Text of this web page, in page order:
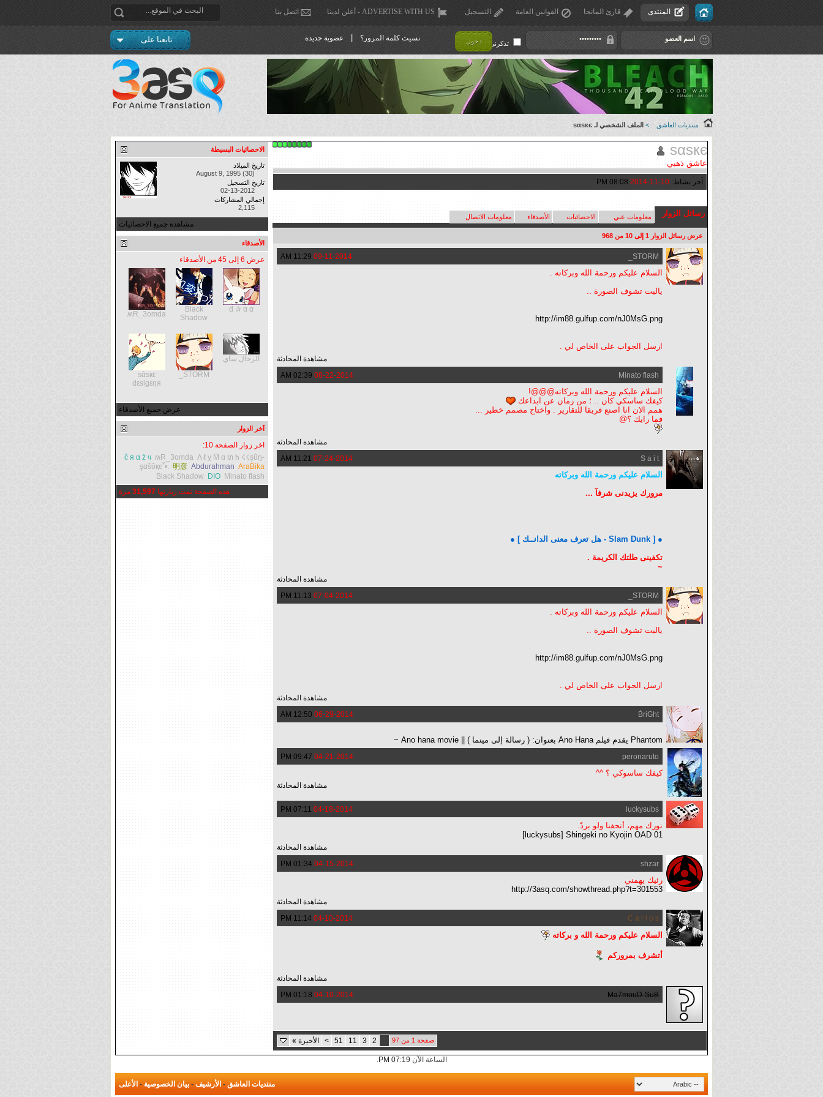
المنتدى قارئ المانجا القوانين العامة التسجيل ADVERTISE WITH US - أعلن لدينا اتصل بنا
تذكرني ! دخول نسيت كلمة المرور؟ عضوية جديدة تابعنا على
منتديات العاشق > الملف الشخصي لـ ѕαѕкє
ѕαѕкє
عاشق ذهبي
آخر نشاط: 08:08 PM
رسائل الزوار معلومات عني الاحصائيات الأصدقاء معلومات الاتصال
عرض رسائل الزوار 1 إلى 10 من 968
09-11-2014
11:29 AM STORM_
السلام عليكم ورحمة الله وبركاته .
ياليت تشوف الصورة ..
http://im88.gulfup.com/nJ0MsG.png
ارسل الجواب على الخاص لي .
مشاهدة المحادثة
08-22-2014
02:39 AM Minato flash
السلام عليكم ورحمة الله وبركاته@@@!
كيفك ساسكي كان .. ؛ من زمان عن ابداعك
همم الان انا اصنع فريقا للتقارير . واختاج مصمم خطير ...
فما رايك ؟@
مشاهدة المحادثة
07-24-2014
11:21 AM S a i t
السلام عليكم ورحمة الله وبركاته
مرورك يزيدنى شرفآ ...
● [ Slam Dunk - هل تعرف معنى الدانــك ] ●
تكفينى طلتك الكريمة .
~
مشاهدة المحادثة
07-04-2014
11:13 PM STORM_
السلام عليكم ورحمة الله وبركاته .
ياليت تشوف الصورة ..
http://im88.gulfup.com/nJ0MsG.png
ارسل الجواب على الخاص لي .
مشاهدة المحادثة
06-29-2014
12:50 AM ḂriGht
Phantom يقدم فيلم Ano Hana بعنوان: ( رسالة إلى مينما ) || Ano hana movie ~
04-21-2014
09:47 PM peronaruto
كيفك ساسوكي ؟ ^^
مشاهدة المحادثة
04-18-2014
07:11 PM luckysubs
نورك مهم، أتحفنا ولو بردّ.
luckysubs] Shingeki no Kyojin OAD 01]
مشاهدة المحادثة
04-15-2014
01:34 PM shzar
رئيك يهمني
http://3asq.com/showthread.php?t=301553
مشاهدة المحادثة
04-10-2014
11:14 PM C a r l o s
السلام عليكم ورحمة الله و بركاته
أتشرف بمروركم
مشاهدة المحادثة
04-10-2014
01:18 PM Ma7mouD-SuB
صفحة 1 من 97 2
3
11
51
> الأخيرة »
الاحصائيات البسيطة
تاريخ الميلاد
August 9, 1995 (30)
تاريخ التسجيل
02-13-2012
إجمالي المشاركات
2,115
مشاهدة جميع الاحصائيات
الأصدقاء
عرض 6 إلى 45 من الأصدقاء
d ✰ α α
Black
Shadow
ʍɌ_3omda
الرحال ساي
STORM_
sάsкε
dεsigεηя
عرض جميع الأصدقاء
آخر الزوار
اخر زوار الصفحة 10:
ĉ я α ż ч ʍɌ_3omda Λ ℓ ỵ Ṁ α ₥ ћ ☇☇şΰŋ-
şαŝΰқє῏•. 明彦 Abdurahman AraBika
Black Shadow DIO Minato flash
هذه الصفحة تمت زيارتها 31,597 مرة
الساعة الآن 07:19 PM
.
منتديات العاشق - الأرشيف - بيان الخصوصية - الأعلى